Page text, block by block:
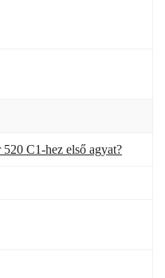
C1-hez első agyat?